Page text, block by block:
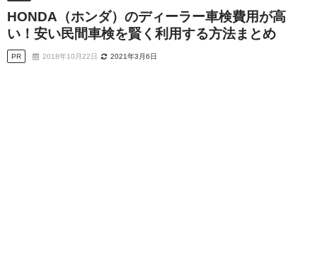
HONDA（ホンダ）のディーラー車検費用が高
い！安い民間車検を賢く利用する方法まとめ
PR 2018年10月22日 2021年3月6日